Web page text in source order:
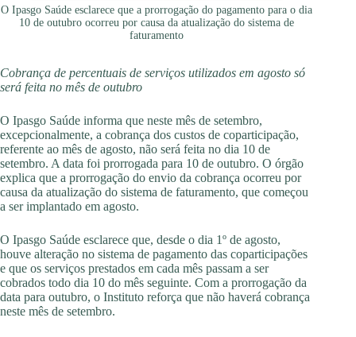
O Ipasgo Saúde esclarece que a prorrogação do pagamento para o dia
10 de outubro ocorreu por causa da atualização do sistema de
faturamento
Cobrança de percentuais de serviços utilizados em agosto só
será feita no mês de outubro
O Ipasgo Saúde informa que neste mês de setembro,
excepcionalmente, a cobrança dos custos de coparticipação,
referente ao mês de agosto, não será feita no dia 10 de
setembro. A data foi prorrogada para 10 de outubro. O órgão
explica que a prorrogação do envio da cobrança ocorreu por
causa da atualização do sistema de faturamento, que começou
a ser implantado em agosto.
O Ipasgo Saúde esclarece que, desde o dia 1º de agosto,
houve alteração no sistema de pagamento das coparticipações
e que os serviços prestados em cada mês passam a ser
cobrados todo dia 10 do mês seguinte. Com a prorrogação da
data para outubro, o Instituto reforça que não haverá cobrança
neste mês de setembro.